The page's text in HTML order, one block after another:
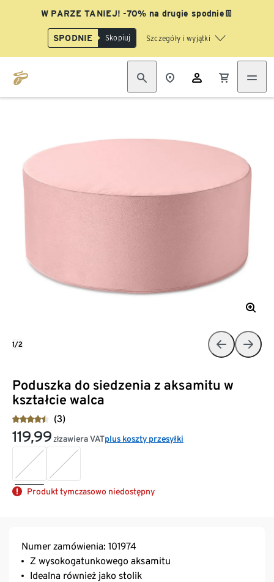
W PARZE TANIEJ! -70% na drugie spodnie👖
SPODNIE Skopiuj Szczegóły i wyjątki
Poduszka do siedzenia z aksamitu w
kształcie walca
(3)
119,99 złzawiera VATplus koszty przesyłki
Produkt tymczasowo niedostępny
1/2
Numer zamówienia: 101974
Z wysokogatunkowego aksamitu
Idealna również jako stolik